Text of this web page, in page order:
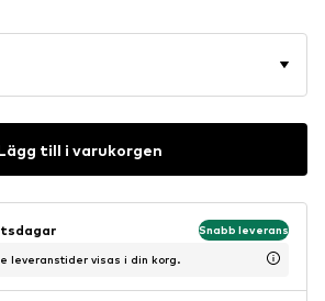
till i varukorgen
Snabb leverans
leveranstider visas i din korg.